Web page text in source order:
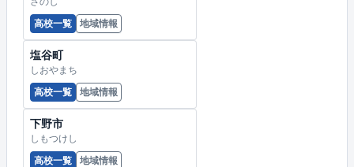
高校一覧
地域情報
塩谷町
しおやまち
高校一覧
地域情報
下野市
しもつけし
高校一覧
地域情報